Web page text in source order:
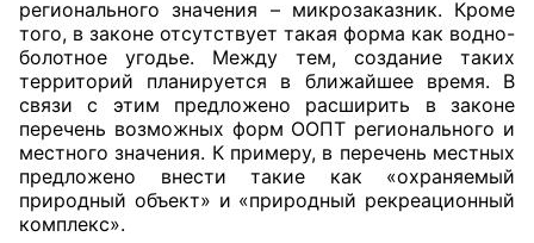
Общественный штаб
Члены ОП КО
Документы ОП КО
Регламент ОП КО
регионального значения – микрозаказник. Кроме
того, в законе отсутствует такая форма как водно-
болотное угодье. Между тем, создание таких
территорий планируется в ближайшее время. В
связи с этим предложено расширить в законе
перечень возможных форм ООПТ регионального и
местного значения. К примеру, в перечень местных
предложено внести такие как «охраняемый
природный объект» и «природный рекреационный
комплекс».